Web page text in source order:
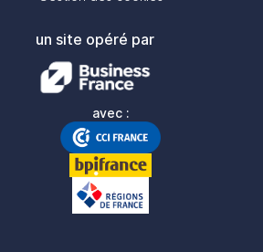
un site opéré par
avec :